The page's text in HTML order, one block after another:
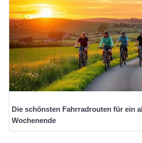
Die schönsten Fahrradrouten für ein
Wochenende